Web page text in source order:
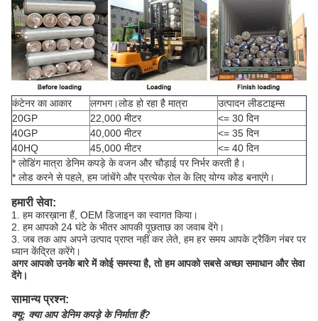
कंटेनर का आकार लगभग।लोड हो रहा है मात्रा
उत्पादन लीडटाइम्स
20GP
22,000 मीटर
<= 30 दिन
40GP
40,000 मीटर
<= 35 दिन
40HQ
45,000 मीटर
<= 40 दिन
* लोडिंग मात्रा डेनिम कपड़े के वजन और चौड़ाई पर निर्भर करती है।
* लोड करने से पहले, हम जांचेंगे और प्रत्येक रोल के लिए योग्य कोड बनाएंगे।
हमारी सेवा:
1. हम कारख़ाना हैं, OEM डिजाइन का स्वागत किया।
2. हम आपको 24 घंटे के भीतर आपकी पूछताछ का जवाब देंगे।
3. जब तक आप अपने उत्पाद प्राप्त नहीं कर लेते, हम हर समय आपके ट्रैकिंग नंबर पर
ध्यान केंद्रित करेंगे।
अगर आपको उनके बारे में कोई समस्या है, तो हम आपको सबसे अच्छा समाधान और सेवा
देंगे।
सामान्य प्रश्न:
क्यू: क्या आप डेनिम कपड़े के निर्माता हैं?